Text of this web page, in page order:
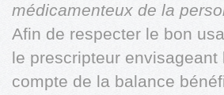
médicamenteux de la
Afin de respecter le bon
le prescripteur
compte de la balance